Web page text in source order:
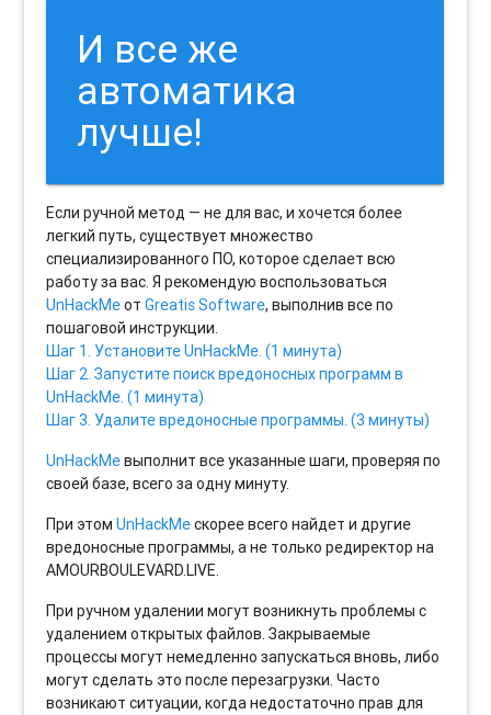
И все же
автоматика
лучше!
Если ручной метод — не для вас, и хочется более
легкий путь, существует множество
специализированного ПО, которое сделает всю
работу за вас. Я рекомендую воспользоваться
UnHackMeотGreatis Software, выполнив все по
пошаговой инструкции.
Шаг 1. Установите UnHackMe. (1 минута)
Шаг 2. Запустите поиск вредоносных программ в
UnHackMe. (1 минута)
Шаг 3. Удалите вредоносные программы. (3 минуты)
UnHackMeвыполнит все указанные шаги, проверяя по
своей базе, всего за одну минуту.
При этомUnHackMeскорее всего найдет и другие
вредоносные программы, а не только редиректор на
AMOURBOULEVARD.LIVE.
При ручном удалении могут возникнуть проблемы с
удалением открытых файлов. Закрываемые
процессы могут немедленно запускаться вновь, либо
могут сделать это после перезагрузки. Часто
возникают ситуации, когда недостаточно прав для